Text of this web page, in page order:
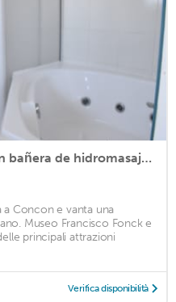
Habitación matrimonial con bañera de hidromasaje y vista al mar
Concon e vanta una
Museo Francisco Fonck e
principali attrazioni
Verifica disponibilità